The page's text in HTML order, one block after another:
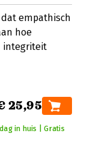
empathisch
hoe
integriteit
25,95
in huis | Gratis